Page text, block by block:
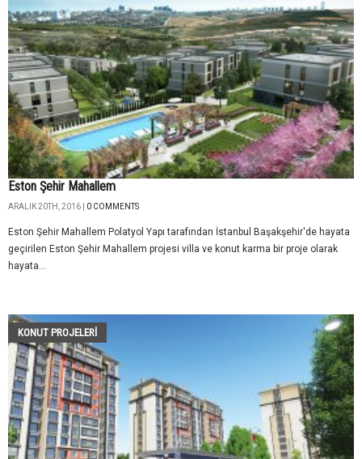
Eston Şehir Mahallem
ARALIK 20TH, 2016 | 0 COMMENTS
Eston Şehir Mahallem Polatyol Yapı tarafından İstanbul Başakşehir'de hayata
geçirilen Eston Şehir Mahallem projesi villa ve konut karma bir proje olarak
hayata...
KONUT PROJELERI